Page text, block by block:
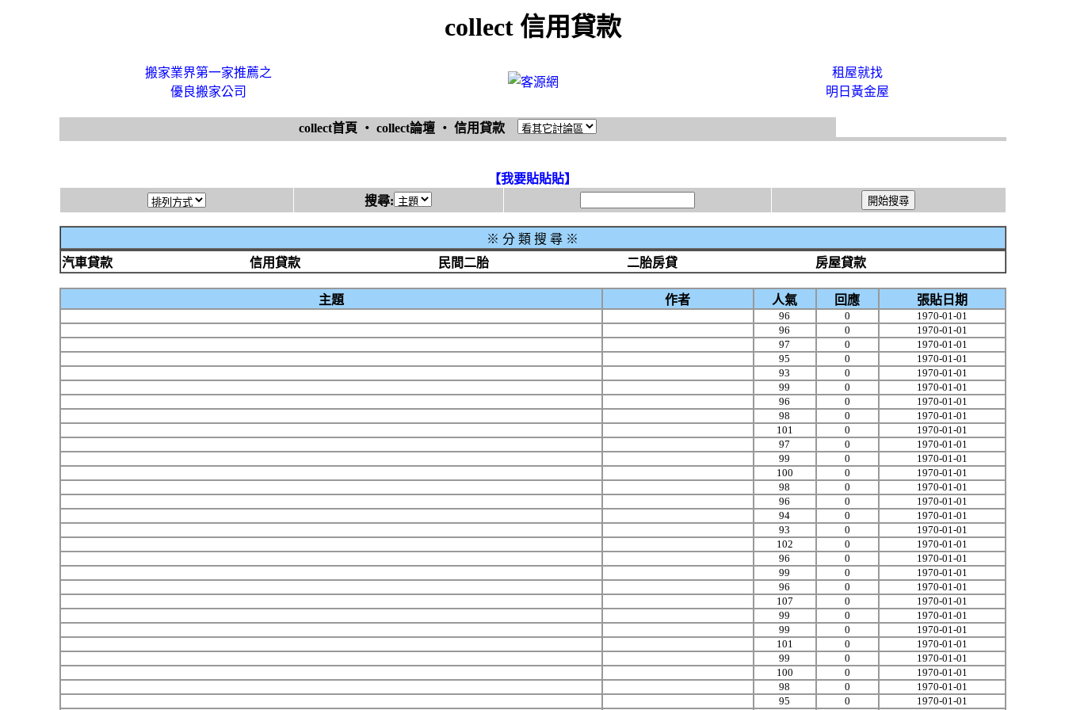
collect 信用貸款
搬家業界第一家推薦之
優良搬家公司
租屋就找
明日黃金屋
collect首頁 ‧ collect論壇 ‧ 信用貸款
【我要貼貼貼】
搜尋:
※ 分 類 搜 尋 ※
汽車貸款
信用貸款 民間二胎 二胎房貸 房屋貸款
主題 作者 人氣 回應 張貼日期
96 0
1970-01-01
96
0
1970-01-01
97
0
1970-01-01
95
0
1970-01-01
93
0
1970-01-01
99
0
1970-01-01
96
0
1970-01-01
98
0
1970-01-01
101
0
1970-01-01
97
0
1970-01-01
99
0
1970-01-01
100
0
1970-01-01
98
0
1970-01-01
96
0
1970-01-01
94
0
1970-01-01
93
0
1970-01-01
102
0
1970-01-01
96
0
1970-01-01
99
0
1970-01-01
96
0
1970-01-01
107
0
1970-01-01
99
0
1970-01-01
99
0
1970-01-01
101
0
1970-01-01
99
0
1970-01-01
100
0
1970-01-01
98
0
1970-01-01
95
0
1970-01-01